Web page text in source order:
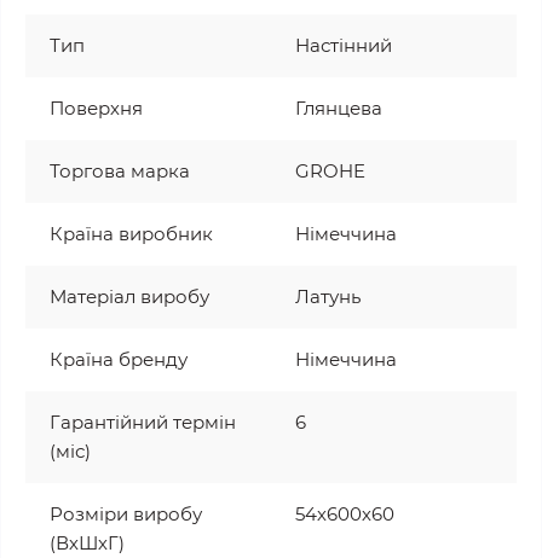
Тип Настінний
Поверхня Глянцева
Торгова марка GROHE
Країна виробник Німеччина
Матеріал виробу Латунь
Країна бренду Німеччина
Гарантійний термін
(міс)
6
Розміри виробу
(ВхШхГ)
54х600х60